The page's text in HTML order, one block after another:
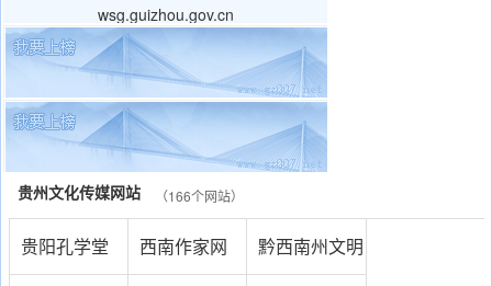
wsg.guizhou.gov.cn
贵州文化传媒网站 （166个网站）
贵阳孔学堂 西南作家网 黔西南州文明